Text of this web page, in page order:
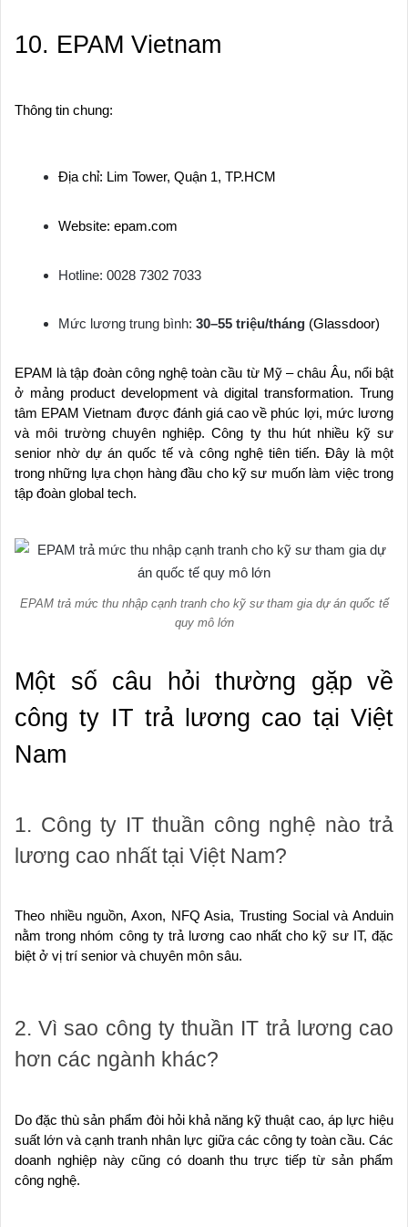
10. EPAM Vietnam
Thông tin chung:
Địa chỉ: Lim Tower, Quận 1, TP.HCM
Website: epam.com
Hotline: 0028 7302 7033
Mức lương trung bình: 30–55 triệu/tháng (Glassdoor)
EPAM là tập đoàn công nghệ toàn cầu từ Mỹ – châu Âu, nổi bật
ở mảng product development và digital transformation. Trung
tâm EPAM Vietnam được đánh giá cao về phúc lợi, mức lương
và môi trường chuyên nghiệp. Công ty thu hút nhiều kỹ sư
senior nhờ dự án quốc tế và công nghệ tiên tiến. Đây là một
trong những lựa chọn hàng đầu cho kỹ sư muốn làm việc trong
tập đoàn global tech.
EPAM trả mức thu nhập cạnh tranh cho kỹ sư tham gia dự án quốc tế
quy mô lớn
Một số câu hỏi thường gặp về
công ty IT trả lương cao tại Việt
Nam
1. Công ty IT thuần công nghệ nào trả
lương cao nhất tại Việt Nam?
Theo nhiều nguồn, Axon, NFQ Asia, Trusting Social và Anduin
nằm trong nhóm công ty trả lương cao nhất cho kỹ sư IT, đặc
biệt ở vị trí senior và chuyên môn sâu.
2. Vì sao công ty thuần IT trả lương cao
hơn các ngành khác?
Do đặc thù sản phẩm đòi hỏi khả năng kỹ thuật cao, áp lực hiệu
suất lớn và cạnh tranh nhân lực giữa các công ty toàn cầu. Các
doanh nghiệp này cũng có doanh thu trực tiếp từ sản phẩm
công nghệ.